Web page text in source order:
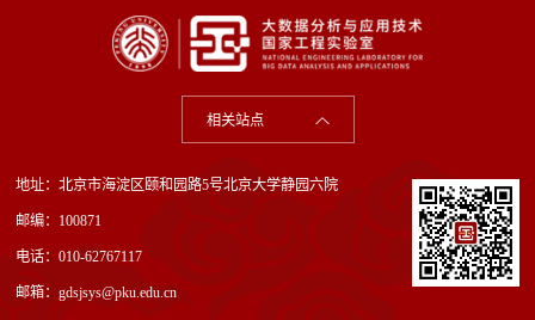
相关站点
地址：北京市海淀区颐和园路5号北京大学静园六院
邮编：100871
电话：010-62767117
邮箱：gdsjsys@pku.edu.cn